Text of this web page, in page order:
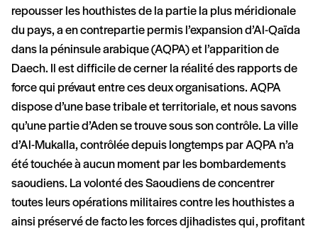
repousser les houthistes de la partie la plus méridionale
du pays, a en contrepartie permis l’expansion d’Al-Qaïda
dans la péninsule arabique (AQPA) et l’apparition de
Daech. Il est difficile de cerner la réalité des rapports de
force qui prévaut entre ces deux organisations. AQPA
dispose d’une base tribale et territoriale, et nous savons
qu’une partie d’Aden se trouve sous son contrôle. La ville
d’Al-Mukalla, contrôlée depuis longtemps par AQPA n’a
été touchée à aucun moment par les bombardements
saoudiens. La volonté des Saoudiens de concentrer
toutes leurs opérations militaires contre les houthistes a
ainsi préservé de facto les forces djihadistes qui, profitant